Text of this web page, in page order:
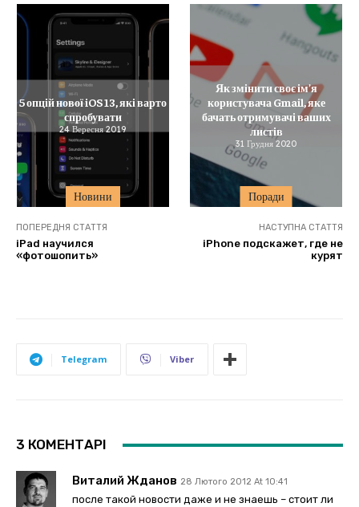
Новини
5 опцій нової iOS 13, які варто
спробувати
24 Вересня 2019
Поради
Як змінити своє ім’я
користувача Gmail, яке
бачать отримувачі ваших
листів
31 Грудня 2020
ПОПЕРЕДНЯ СТАТТЯ
iPad научился
«фотошопить»
НАСТУПНА СТАТТЯ
iPhone подскажет, где не
курят
Telegram Viber
3 КОМЕНТАРІ
Виталий Жданов 28 Лютого 2012 At 10:41
после такой новости даже и не знаешь – стоит ли